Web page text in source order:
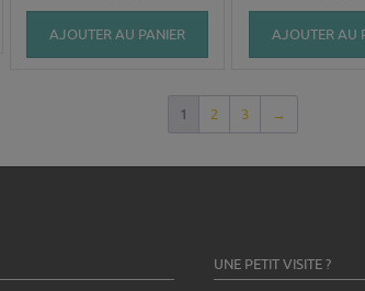
AJOUTER AU PANIER AJOUTER AU
1 2 3 →
UNE PETIT VISITE ?